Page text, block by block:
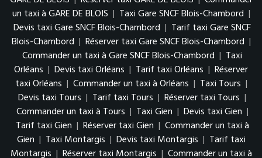
un taxi à GARE DE BLOIS | Taxi Gare SNCF Blois-Chambord |
Devis taxi Gare SNCF Blois-Chambord | Tarif taxi Gare SNCF
Blois-Chambord | Réserver taxi Gare SNCF Blois-Chambord |
Commander un taxi à Gare SNCF Blois-Chambord | Taxi
Orléans | Devis taxi Orléans | Tarif taxi Orléans | Réserver
taxi Orléans | Commander un taxi à Orléans | Taxi Tours |
Devis taxi Tours | Tarif taxi Tours | Réserver taxi Tours |
Commander un taxi à Tours | Taxi Gien | Devis taxi Gien |
Tarif taxi Gien | Réserver taxi Gien | Commander un taxi à
Gien | Taxi Montargis | Devis taxi Montargis | Tarif taxi
Montargis | Réserver taxi Montargis | Commander un taxi à